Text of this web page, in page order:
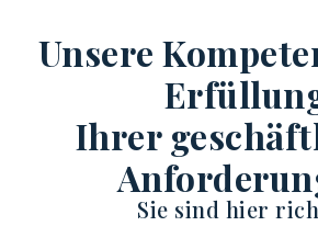
Unsere
Ihrer
Sie sind hier